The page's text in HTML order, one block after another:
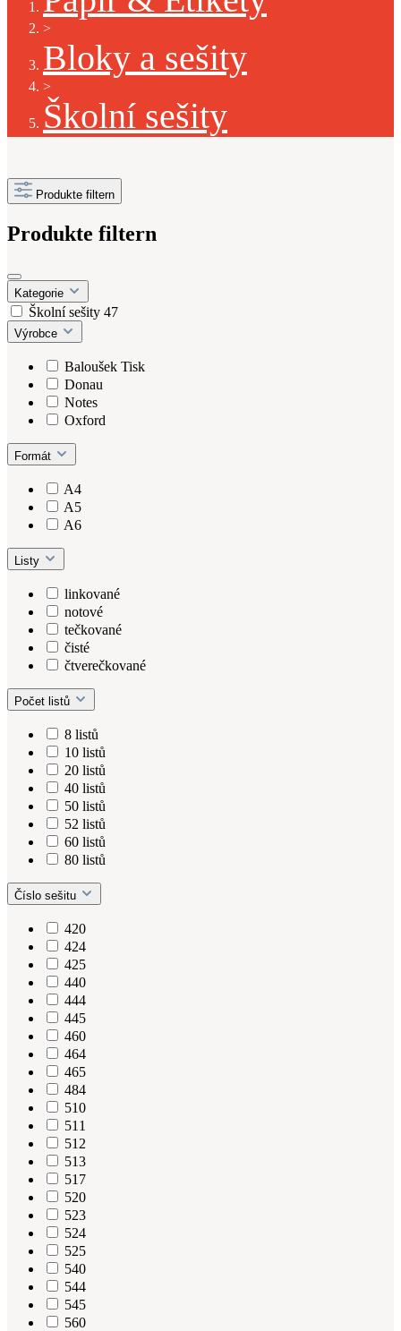
>
Bloky a sešity
>
Školní sešity
Produkte filtern
Produkte filtern
Kategorie
Školní sešity 47
Výrobce
Baloušek Tisk
Donau
Notes
Oxford
Formát
A4
A5
A6
Listy
linkované
notové
tečkované
čisté
čtverečkované
Počet listů
8 listů
10 listů
20 listů
40 listů
50 listů
52 listů
60 listů
80 listů
Číslo sešitu
420
424
425
440
444
445
460
464
465
484
510
511
512
513
517
520
523
524
525
540
544
545
560